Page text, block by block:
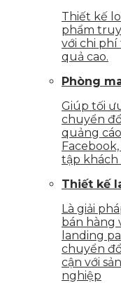
Thiết kế
phẩm
với chi phí
quả cao.
Phòng
Giúp tối
chuyển
quảng
tập khách
Thiết kế
Là giải
bán hàng
landing
chuyển
cận với
nghiệp